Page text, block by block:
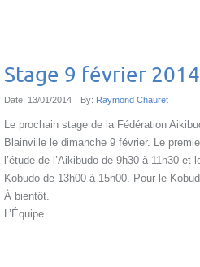
Stage 9 février 2014
Date: 13/01/2014 By: Raymond Chauret
Le prochain stage de la Fédération
Blainville le dimanche 9 février. Le
l’étude de l’Aikibudo de 9h30 à 11h30
Kobudo de 13h00 à 15h00. Pour le
À bientôt.
L’Équipe